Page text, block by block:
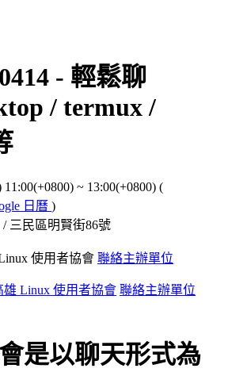
- 輕鬆聊
/ termux /
11:00(+0800) ~ 13:00(+0800) (
日曆 )
三民區明賢街86號
使用者協會 聯絡主辦單位
Linux 使用者協會 聯絡主辦單位
是以聊天形式為